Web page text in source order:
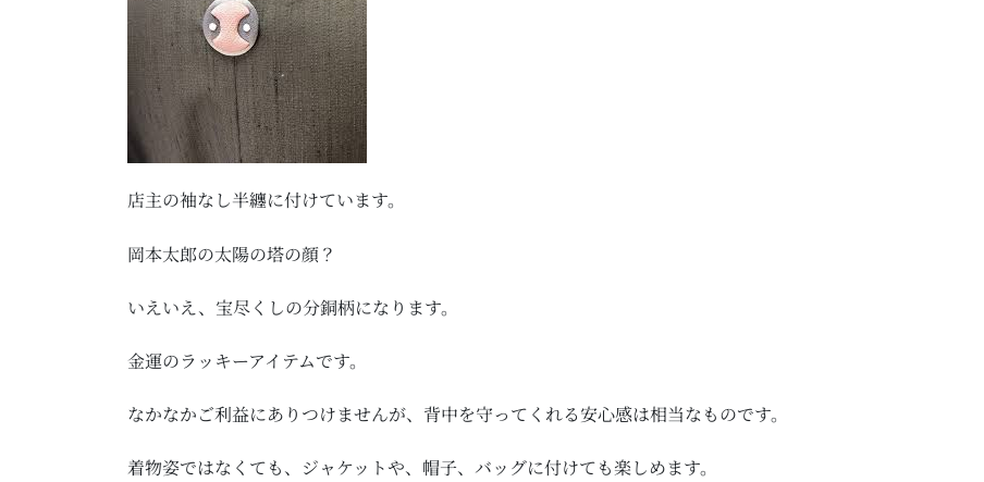
店主の袖なし半纏に付けています。
岡本太郎の太陽の塔の顔？
いえいえ、宝尽くしの分銅柄になります。
金運のラッキーアイテムです。
なかなかご利益にありつけませんが、背中を守ってくれる安心感は相当なものです。
着物姿ではなくても、ジャケットや、帽子、バッグに付けても楽しめます。